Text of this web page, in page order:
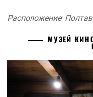
Расположение:
МУЗЕЙ